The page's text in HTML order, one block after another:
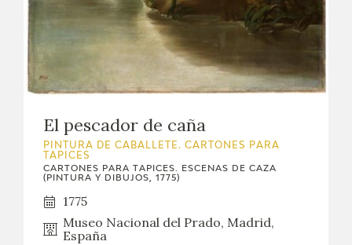
El pescador de caña
PINTURA DE CABALLETE. CARTONES PARA
TAPICES
CARTONES PARA TAPICES. ESCENAS DE CAZA
(PINTURA Y DIBUJOS, 1775)
1775
Museo Nacional del Prado, Madrid,
España